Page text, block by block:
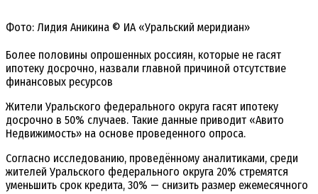
Фото: Лидия Аникина © ИА «Уральский меридиан»
Более половины опрошенных россиян, которые не гасят
ипотеку досрочно, назвали главной причиной отсутствие
финансовых ресурсов
Жители Уральского федерального округа гасят ипотеку
досрочно в 50% случаев. Такие данные приводит «Авито
Недвижимость» на основе проведенного опроса.
Согласно исследованию, проведённому аналитиками, среди
жителей Уральского федерального округа 20% стремятся
уменьшить срок кредита, 30% — снизить размер ежемесячного